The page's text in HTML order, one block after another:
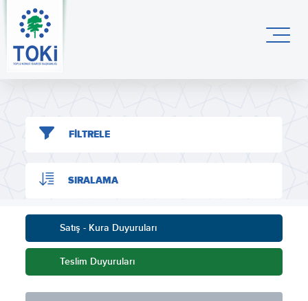
FİLTRELE
SIRALAMA
Satış - Kura Duyuruları
Teslim Duyuruları